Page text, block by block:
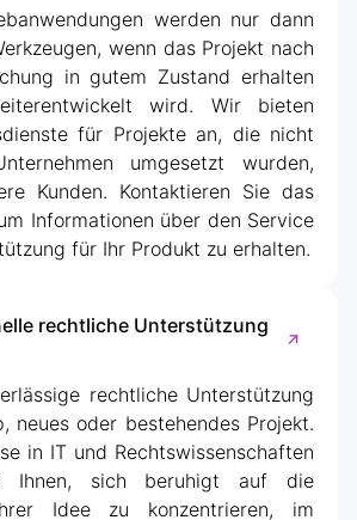
werden nur dann
wenn das Projekt nach
in gutem Zustand erhalten
wird. Wir bieten
für Projekte an, die nicht
umgesetzt wurden,
Kunden. Kontaktieren Sie das
Informationen über den Service
für Ihr Produkt zu erhalten.
rechtliche Unterstützung
rechtliche Unterstützung
neues oder bestehendes Projekt.
in IT und Rechtswissenschaften
Ihnen, sich beruhigt auf die
Idee zu konzentrieren, im